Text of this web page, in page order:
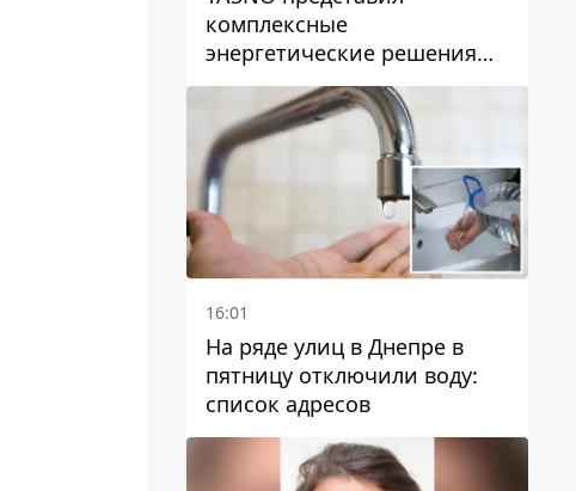
комплексные
энергетические решения
для бизнеса в Днепре
16:01
На ряде улиц в Днепре в
пятницу отключили воду:
список адресов